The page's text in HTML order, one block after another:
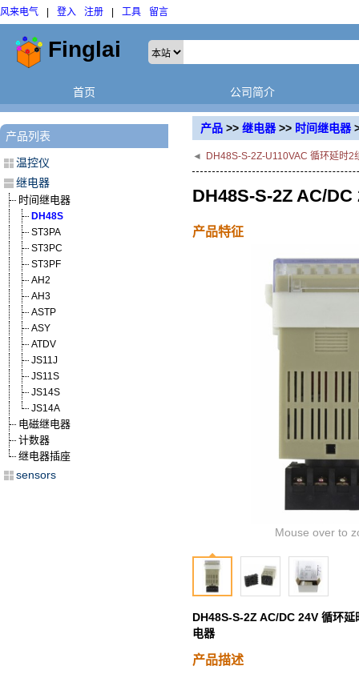
风来电气 登入 注册 工具 留言
首页 公司简介
产品 >> 继电器>> 时间继电器
◄ DH48S-S-2Z-U110VAC 循环延时2
DH48S-S-2Z AC/
产品特征
Mouse over to
DH48S-S-2Z AC/DC 24V 循环
电器
产品描述
产品列表
温控仪
继电器
时间继电器
DH48S
ST3PA
ST3PC
ST3PF
AH2
AH3
ASTP
ASY
ATDV
JS11J
JS11S
JS14S
JS14A
电磁继电器
计数器
继电器插座
sensors